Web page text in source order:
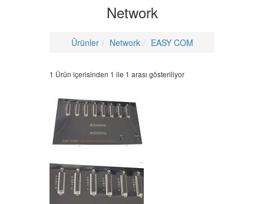
Network
Ürünler Network EASY COM
1 Ürün içerisinden 1 ile 1 arası gösteriliyor